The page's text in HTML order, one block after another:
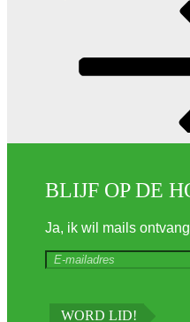
BLIJF OP DE
Ja, ik wil mails
WORD LID!